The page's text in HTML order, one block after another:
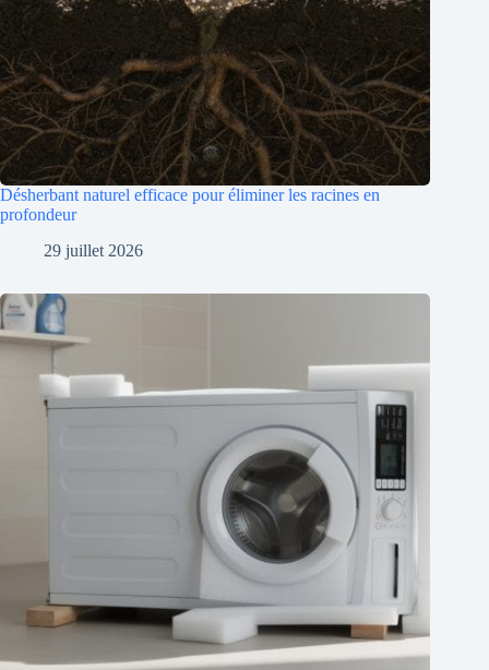
Désherbant naturel efficace pour éliminer les racines en
profondeur
29 juillet 2026